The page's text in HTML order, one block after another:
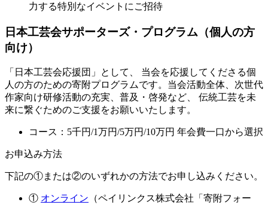
力する特別なイベントにご招待
日本工芸会サポーターズ・プログラム（個人の方
向け）
「日本工芸会応援団」として、 当会を応援してくださる個
人の方のための寄附プログラムです。当会活動全体、次世代
作家向け研修活動の充実、普及・啓発など、 伝統工芸を未
来に繋ぐためのご支援をお願いいたします。
コース：5千円/1万円/5万円/10万円 年会費一口から選択
お申込み方法
下記の①または②のいずれかの方法でお申し込みください。
① オンライン （ペイリンクス株式会社「寄附フォー